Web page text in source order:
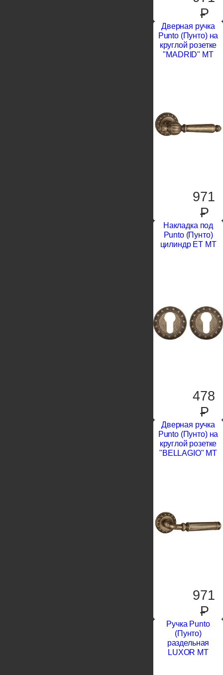
P
Дверная ручка
Punto (Пунто) на
круглой розетке
"MADRID" MT
971
P
Накладка под
Punto (Пунто)
цилиндр ET MT
478
P
Дверная ручка
Punto (Пунто) на
круглой розетке
"BELLAGIO" MT
971
P
Ручка Punto
(Пунто)
раздельная
LUXOR MT